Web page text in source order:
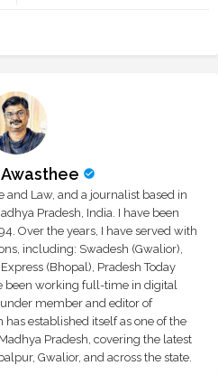
and Law, and a journalist based in
Pradesh, India. I have been
Over the years, I have served with
including: Swadesh (Gwalior),
(Bhopal), Pradesh Today
been working full-time in digital
member and editor of
established itself as one of the
Pradesh, covering the latest
Gwalior, and across the state.